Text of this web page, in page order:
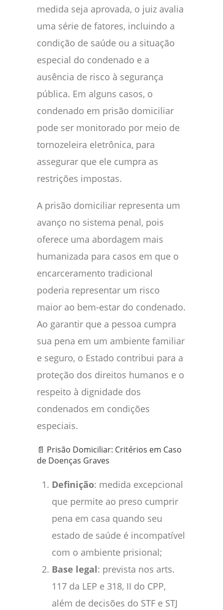
medida seja aprovada, o juiz avalia
uma série de fatores, incluindo a
condição de saúde ou a situação
especial do condenado e a
ausência de risco à segurança
pública. Em alguns casos, o
condenado em prisão domiciliar
pode ser monitorado por meio de
tornozeleira eletrônica, para
assegurar que ele cumpra as
restrições impostas.
A prisão domiciliar representa um
avanço no sistema penal, pois
oferece uma abordagem mais
humanizada para casos em que o
encarceramento tradicional
poderia representar um risco
maior ao bem-estar do condenado.
Ao garantir que a pessoa cumpra
sua pena em um ambiente familiar
e seguro, o Estado contribui para a
proteção dos direitos humanos e o
respeito à dignidade dos
condenados em condições
especiais.
📄 Prisão Domiciliar: Critérios em Caso
de Doenças Graves
Definição: medida excepcional
que permite ao preso cumprir
pena em casa quando seu
estado de saúde é incompatível
com o ambiente prisional;
Base legal: prevista nos arts.
117 da LEP e 318, II do CPP,
além de decisões do STF e STJ